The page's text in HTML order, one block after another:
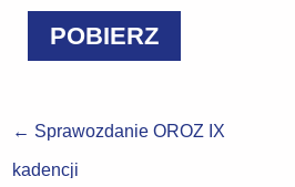
POBIERZ
← Sprawozdanie OROZ IX
kadencji